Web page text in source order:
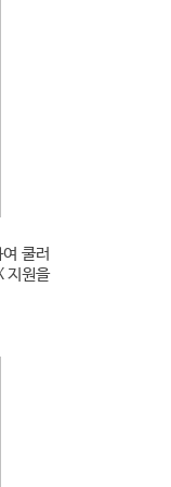
쿨러
지원을